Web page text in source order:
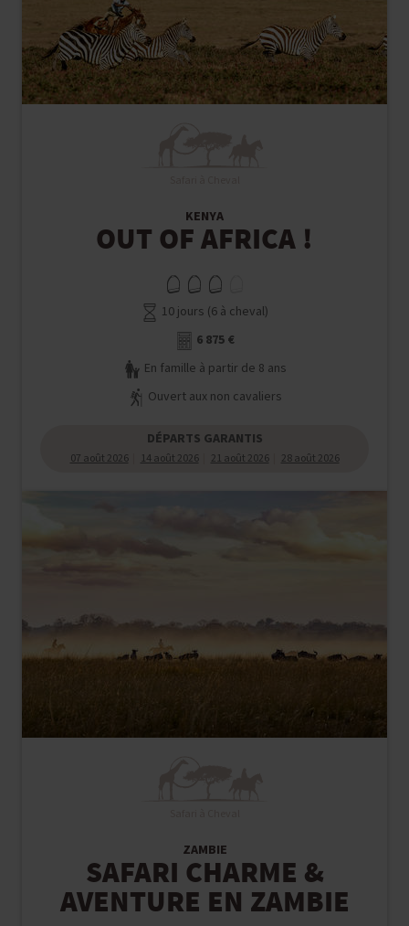
KENYA
OUT OF AFRICA !
10 jours (6 à cheval)
6 875 €
En famille à partir de 8 ans
Ouvert aux non cavaliers
DÉPARTS GARANTIS
07 août 2026 14 août 2026 21 août 2026 28 août 2026
ZAMBIE
SAFARI CHARME &
AVENTURE EN ZAMBIE